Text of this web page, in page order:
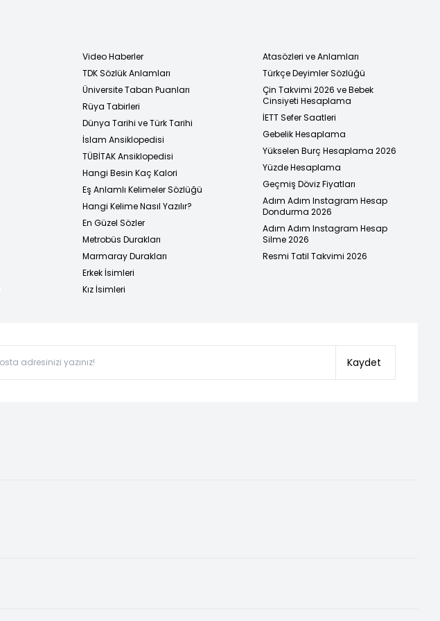
Video Haberler
TDK Sözlük Anlamları
Üniversite Taban Puanları
Rüya Tabirleri
Dünya Tarihi ve Türk Tarihi
İslam Ansiklopedisi
TÜBİTAK Ansiklopedisi
Hangi Besin Kaç Kalori
Eş Anlamlı Kelimeler Sözlüğü
Hangi Kelime Nasıl Yazılır?
En Güzel Sözler
Metrobüs Durakları
Marmaray Durakları
Erkek İsimleri
Kız İsimleri
Atasözleri ve Anlamları
Türkçe Deyimler Sözlüğü
Çin Takvimi 2026 ve Bebek
Cinsiyeti Hesaplama
İETT Sefer Saatleri
Gebelik Hesaplama
Yükselen Burç Hesaplama 2026
Yüzde Hesaplama
Geçmiş Döviz Fiyatları
Adım Adım Instagram Hesap
Dondurma 2026
Adım Adım Instagram Hesap
Silme 2026
Resmi Tatil Takvimi 2026
Kaydet